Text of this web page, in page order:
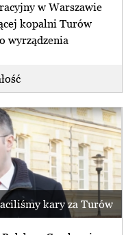
w Warszawie
kopalni Turów
wyrządzenia
kary za Turów